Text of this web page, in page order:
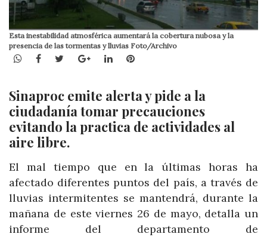
Esta inestabilidad atmosférica aumentará la cobertura nubosa y la
presencia de las tormentas y lluvias Foto/Archivo
WhatsApp
Facebook
TwitterGoogle+LinkedInPinterest
Sinaproc emite alerta y pide a la
ciudadanía tomar precauciones
evitando la practica de actividades al
aire libre.
El mal tiempo que en la últimas horas ha
afectado diferentes puntos del país, a través de
lluvias intermitentes se mantendrá, durante la
mañana de este viernes 26 de mayo, detalla un
informe del departamento de